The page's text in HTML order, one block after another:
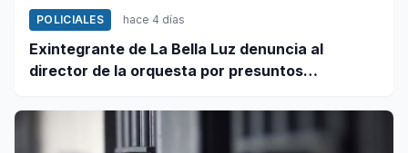
POLICIALES hace 4 días
Exintegrante de La Bella Luz denuncia al
director de la orquesta por presuntos